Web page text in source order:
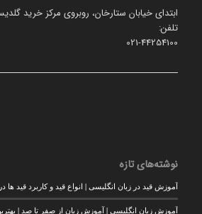
ابتدای خیابان ستارخان، روبروی مرکز خرید
تلفن:
021-44254100
نوشته‌های تازه
آموزش قید در زبان انگلیسی | انواع قید و کاربرد قید ها
آموزش زبان انگلیسی | آموزش زبان از صفر تا صد |